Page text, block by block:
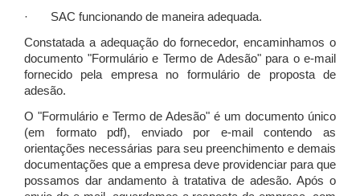
· SAC funcionando de maneira adequada.
Constatada a adequação do fornecedor, encaminhamos o
documento "Formulário e Termo de Adesão" para o e-mail
fornecido pela empresa no formulário de proposta de
adesão.
O "Formulário e Termo de Adesão" é um documento único
(em formato pdf), enviado por e-mail contendo as
orientações necessárias para seu preenchimento e demais
documentações que a empresa deve providenciar para que
possamos dar andamento à tratativa de adesão. Após o